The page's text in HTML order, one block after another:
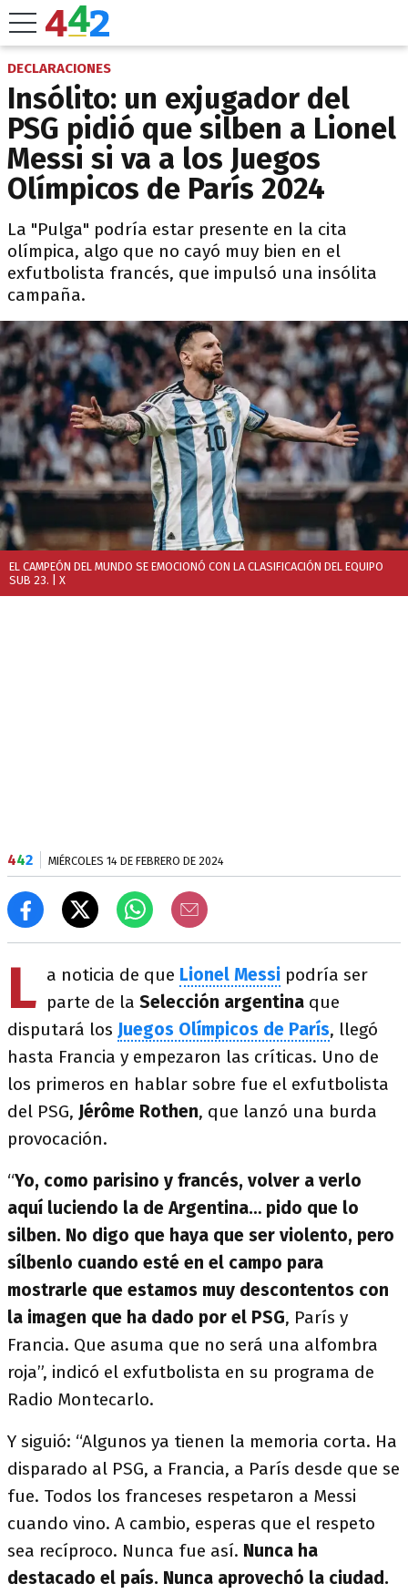
DECLARACIONES
Insólito: un exjugador del
PSG pidió que silben a Lionel
Messi si va a los Juegos
Olímpicos de París 2024
La "Pulga" podría estar presente en la cita
olímpica, algo que no cayó muy bien en el
exfutbolista francés, que impulsó una insólita
campaña.
EL CAMPEÓN DEL MUNDO SE EMOCIONÓ CON LA CLASIFICACIÓN DEL EQUIPO
SUB 23. | X
442 MIÉRCOLES 14 DE FEBRERO DE 2024
L a noticia de que Lionel Messi podría ser
parte de la Selección argentina que
disputará los Juegos Olímpicos de París, llegó
hasta Francia y empezaron las críticas. Uno de
los primeros en hablar sobre fue el exfutbolista
del PSG, Jérôme Rothen, que lanzó una burda
provocación.
“Yo, como parisino y francés, volver a verlo
aquí luciendo la de Argentina… pido que lo
silben. No digo que haya que ser violento, pero
sílbenlo cuando esté en el campo para
mostrarle que estamos muy descontentos con
la imagen que ha dado por el PSG, París y
Francia. Que asuma que no será una alfombra
roja”, indicó el exfutbolista en su programa de
Radio Montecarlo.
Y siguió: “Algunos ya tienen la memoria corta. Ha
disparado al PSG, a Francia, a París desde que se
fue. Todos los franceses respetaron a Messi
cuando vino. A cambio, esperas que el respeto
sea recíproco. Nunca fue así. Nunca ha
destacado el país. Nunca aprovechó la ciudad.